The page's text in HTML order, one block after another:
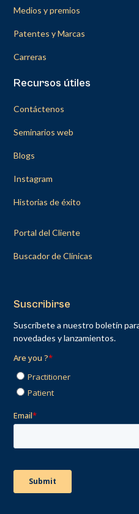
Medios y premios
Patentes y Marcas
Carreras
Recursos útiles
Contáctenos
Seminarios web
Blogs
Instagram
Historias de éxito
Portal del Cliente
Buscador de Clínicas
Suscribirse
Suscríbete a nuestro boletín
novedades y lanzamientos.